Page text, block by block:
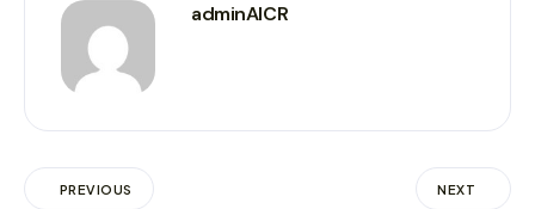
adminAICR
PREVIOUS NEXT